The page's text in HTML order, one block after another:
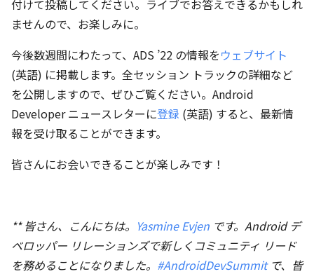
付けて投稿してください。ライブでお答えできるかもしれ
ませんので、お楽しみに。
今後数週間にわたって、ADS ’22 の情報をウェブサイト
(英語) に掲載します。全セッション トラックの詳細など
を公開しますので、ぜひご覧ください。Android
Developer ニュースレターに登録 (英語) すると、最新情
報を受け取ることができます。
皆さんにお会いできることが楽しみです！
** 皆さん、こんにちは。 Yasmine Evjen です。Android デ
ベロッパー リレーションズで新しくコミュニティ リード
を務めることになりました。 #AndroidDevSummitで、皆